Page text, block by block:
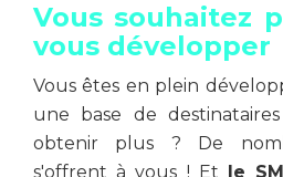
Vous souhaitez
vous développer
Vous êtes en plein
une base de
obtenir plus ? De
s'offrent à vous ! Et le